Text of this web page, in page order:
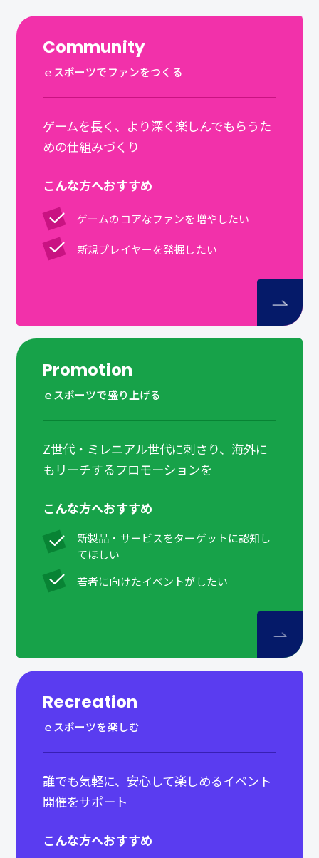
Community
ｅスポーツでファンをつくる
ゲームを長く、より深く楽しんでもらうた
めの仕組みづくり
こんな方へおすすめ
ゲームのコアなファンを増やしたい
新規プレイヤーを発掘したい
Promotion
ｅスポーツで盛り上げる
Z世代・ミレニアル世代に刺さり、海外に
もリーチするプロモーションを
こんな方へおすすめ
新製品・サービスをターゲットに認知し
てほしい
若者に向けたイベントがしたい
Recreation
ｅスポーツを楽しむ
誰でも気軽に、安心して楽しめるイベント
開催をサポート
こんな方へおすすめ